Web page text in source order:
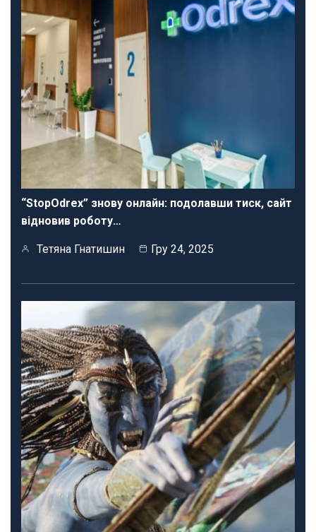
“StopOdrex” знову онлайн: подолавши тиск, сайт
відновив роботу…
Тетяна Гнатишин Гру 24, 2025